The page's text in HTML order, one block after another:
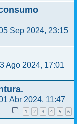
Sep 2024, 23:15
Ago 2024, 17:01
Abr 2024, 11:47
1 2 3 4 5 6